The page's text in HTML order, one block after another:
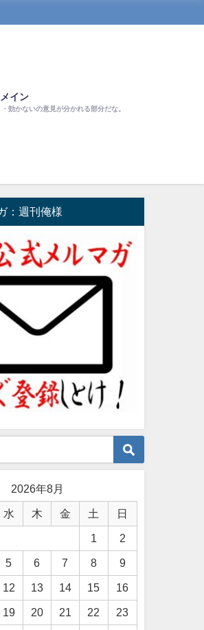
イン
効かないの意見が分かれる部分だな。
：週刊俺様
2026年8月
水 木 金 土 日
1 2
5 6 7 8 9
12 13 14 15 16
19 20 21 22 23